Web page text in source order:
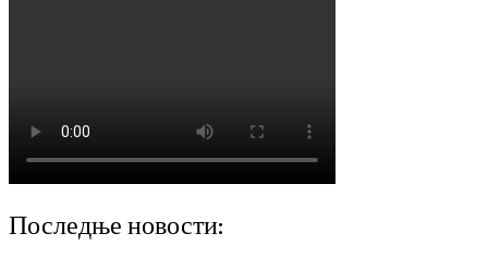
Последње новости: